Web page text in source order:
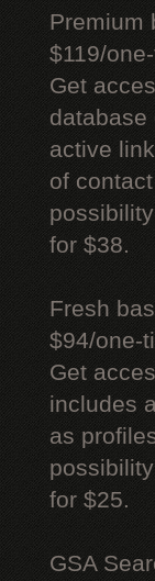
Premium
$119/
Get
database
active
of
for $38.
Fresh
$94/one-
Get
includes
as
for $25.
GSA